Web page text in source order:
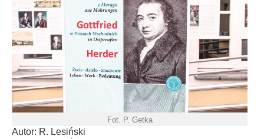
Fot. P. Getka
Autor: R. Lesiński